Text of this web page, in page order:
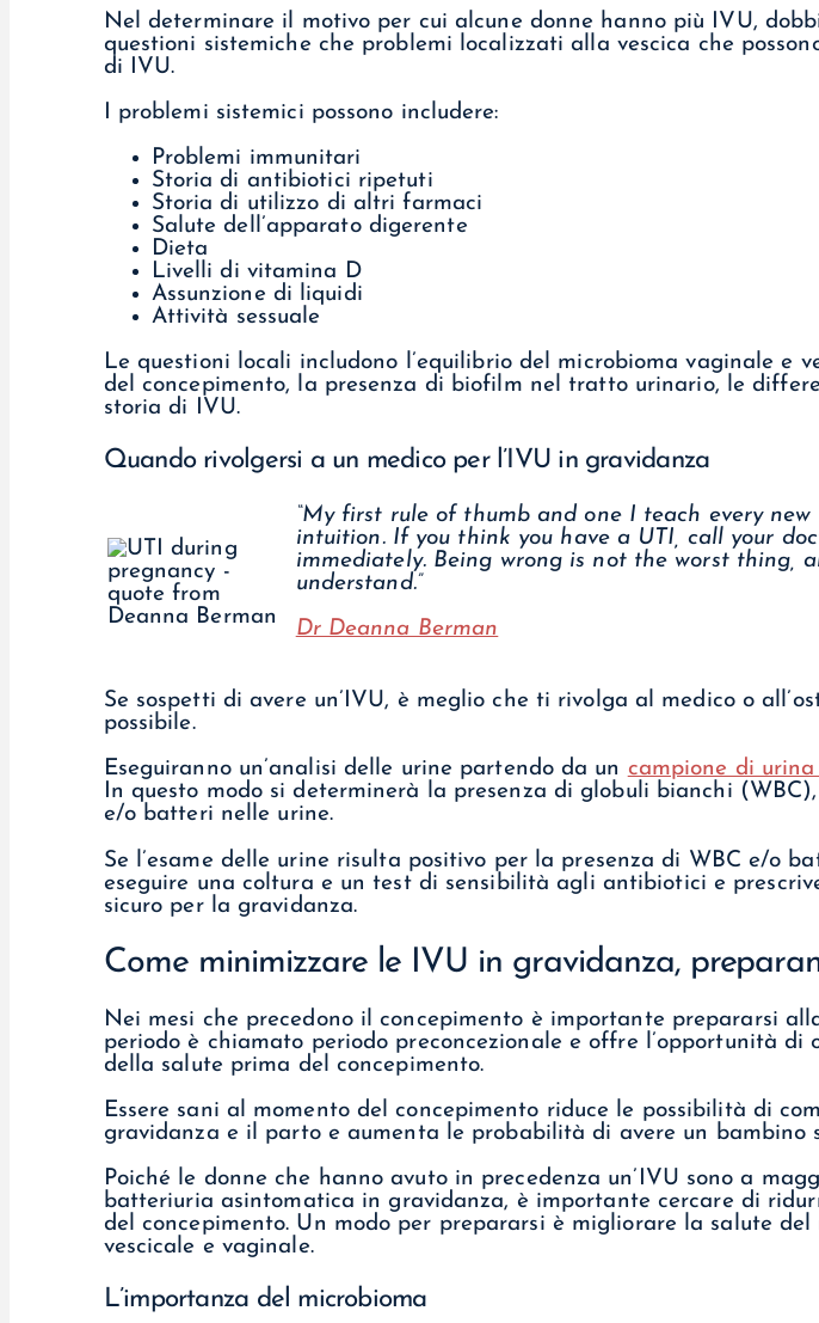
Nel determinare il motivo per cui alcune donne hanno più IVU,
questioni sistemiche che problemi localizzati alla vescica che
di IVU.
I problemi sistemici possono includere:
Problemi immunitari
Storia di antibiotici ripetuti
Storia di utilizzo di altri farmaci
Salute dell’apparato digerente
Dieta
Livelli di vitamina D
Assunzione di liquidi
Attività sessuale
Le questioni locali includono l’equilibrio del microbioma vaginale e
del concepimento, la presenza di biofilm nel tratto urinario, le
storia di IVU.
Quando rivolgersi a un medico per l’IVU in gravidanza
“My first rule of thumb and one I teach every
intuition. If you think you have a UTI, call your
immediately. Being wrong is not the worst thing,
understand.”
Dr Deanna Berman
Se sospetti di avere un’IVU, è meglio che ti rivolga al medico o
possibile.
Eseguiranno un’analisi delle urine partendo da un campione di
In questo modo si determinerà la presenza di globuli bianchi
e/o batteri nelle urine.
Se l’esame delle urine risulta positivo per la presenza di WBC e/o
eseguire una coltura e un test di sensibilità agli antibiotici e
sicuro per la gravidanza.
Come minimizzare le IVU in gravidanza,
Nei mesi che precedono il concepimento è importante prepararsi
periodo è chiamato periodo preconcezionale e offre l’opportunità di
della salute prima del concepimento.
Essere sani al momento del concepimento riduce le possibilità di
gravidanza e il parto e aumenta le probabilità di avere un bambino
Poiché le donne che hanno avuto in precedenza un’IVU sono a
batteriuria asintomatica in gravidanza, è importante cercare di
del concepimento. Un modo per prepararsi è migliorare la salute del
vescicale e vaginale.
L’importanza del microbioma